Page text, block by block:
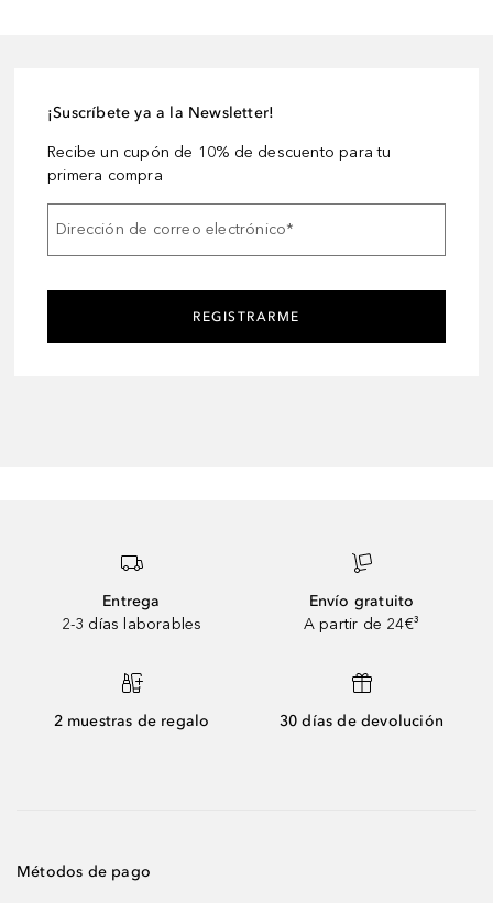
¡Suscríbete ya a la Newsletter!
Recibe un cupón de 10% de descuento para tu
primera compra
Dirección de correo electrónico*
REGISTRARME
Entrega
2-3 días laborables
Envío gratuito
A partir de 24€³
2 muestras de regalo 30 días de devolución
Métodos de pago